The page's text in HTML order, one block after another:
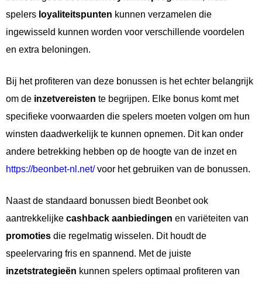
spelers loyaliteitspunten kunnen verzamelen die
ingewisseld kunnen worden voor verschillende voordelen
en extra beloningen.
Bij het profiteren van deze bonussen is het echter belangrijk
om de inzetvereisten te begrijpen. Elke bonus komt met
specifieke voorwaarden die spelers moeten volgen om hun
winsten daadwerkelijk te kunnen opnemen. Dit kan onder
andere betrekking hebben op de hoogte van de inzet en
https://beonbet-nl.net/voor het gebruiken van de bonussen.
Naast de standaard bonussen biedt Beonbet ook
aantrekkelijke cashback aanbiedingen en variëteiten van
promoties die regelmatig wisselen. Dit houdt de
speelervaring fris en spannend. Met de juiste
inzetstrategieën kunnen spelers optimaal profiteren van